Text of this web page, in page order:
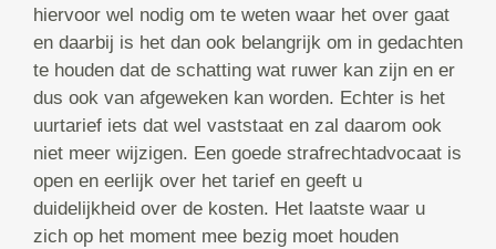
hiervoor wel nodig om te weten waar het over gaat
en daarbij is het dan ook belangrijk om in gedachten
te houden dat de schatting wat ruwer kan zijn en er
dus ook van afgeweken kan worden. Echter is het
uurtarief iets dat wel vaststaat en zal daarom ook
niet meer wijzigen. Een goede strafrechtadvocaat is
open en eerlijk over het tarief en geeft u
duidelijkheid over de kosten. Het laatste waar u
zich op het moment mee bezig moet houden